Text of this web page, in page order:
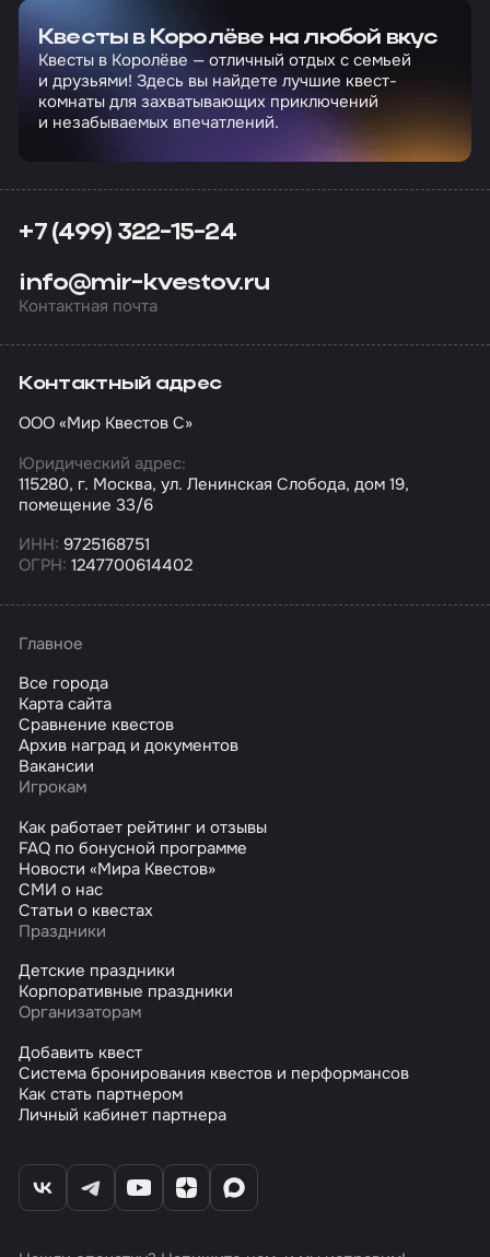
Квесты в Королёве на любой вкус
Квесты в Королёве — отличный отдых с семьей
и друзьями! Здесь вы найдете лучшие квест-
комнаты для захватывающих приключений
и незабываемых впечатлений.
+7 (499) 322-15-24
info@mir-kvestov.ru
Контактная почта
Контактный адрес
ООО «Мир Квестов С»
Юридический адрес:
115280, г. Москва, ул. Ленинская Слобода, дом 19,
помещение 33/6
ИНН: 9725168751
ОГРН: 1247700614402
Главное
Все города
Карта сайта
Сравнение квестов
Архив наград и документов
Вакансии
Игрокам
Как работает рейтинг и отзывы
FAQ по бонусной программе
Новости «Мира Квестов»
СМИ о нас
Статьи о квестах
Праздники
Детские праздники
Корпоративные праздники
Организаторам
Добавить квест
Система бронирования квестов и перформансов
Как стать партнером
Личный кабинет партнера